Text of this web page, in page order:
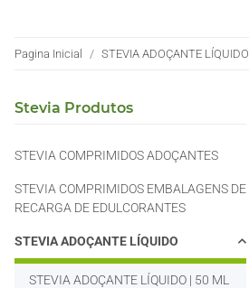
Pagina Inicial STEVIA ADOÇANTE LÍQUIDO
Stevia Produtos
STEVIA COMPRIMIDOS ADOÇANTES
STEVIA COMPRIMIDOS EMBALAGENS DE
RECARGA DE EDULCORANTES
STEVIA ADOÇANTE LÍQUIDO
STEVIA ADOÇANTE LÍQUIDO | 50 ML